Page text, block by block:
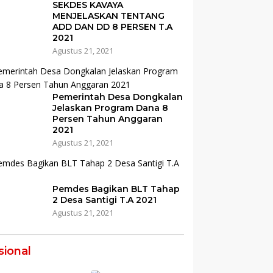
SEKDES KAVAYA
MENJELASKAN TENTANG
ADD DAN DD 8 PERSEN T.A
2021
Agustus 21, 2021
Pemerintah Desa Dongkalan
Jelaskan Program Dana 8
Persen Tahun Anggaran
2021
Agustus 21, 2021
Pemdes Bagikan BLT Tahap
2 Desa Santigi T.A 2021
Agustus 21, 2021